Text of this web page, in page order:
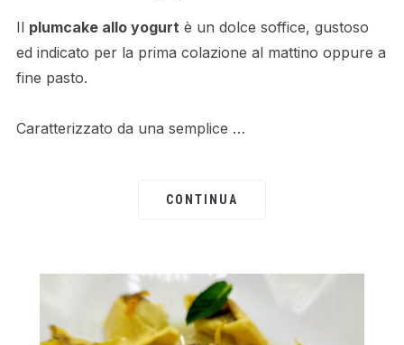
Il plumcake allo yogurtè un dolce soffice, gustoso
ed indicato per la prima colazione al mattino oppure a
fine pasto.
Caratterizzato da una semplice …
CONTINUA